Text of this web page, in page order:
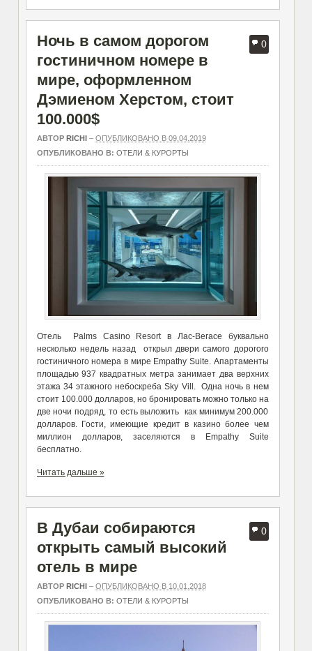
0
Ночь в самом дорогом
гостиничном номере в
мире, оформленном
Дэмиеном Херстом, стоит
100.000$
АВТОР RICHI – ОПУБЛИКОВАНО В 09.04.2019
ОПУБЛИКОВАНО В: ОТЕЛИ & КУРОРТЫ
Отель Palms Casino Resort в Лас-Вегасе буквально
несколько недель назад открыл двери самого дорогого
гостиничного номера в мире Empathy Suite. Апартаменты
площадью 937 квадратных метра занимает два верхних
этажа 34 этажного небоскреба Sky Vill. Одна ночь в нем
стоит 100.000 долларов, но бронировать можно только на
две ночи подряд, то есть выложить как минимум 200.000
долларов. Гости, имеющие кредит в казино более чем
миллион долларов, заселяются в Empathy Suite
бесплатно.
Читать дальше »
0
В Дубаи собираются
открыть самый высокий
отель в мире
АВТОР RICHI – ОПУБЛИКОВАНО В 10.01.2018
ОПУБЛИКОВАНО В: ОТЕЛИ & КУРОРТЫ